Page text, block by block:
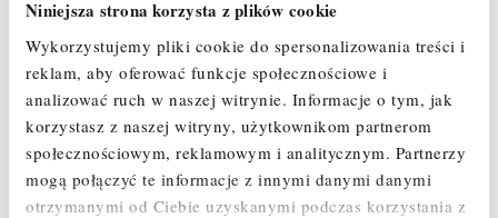
Niniejsza strona korzysta z plików cookie
Wykorzystujemy pliki cookie do spersonalizowania treści i
reklam, aby oferować funkcje społecznościowe i
analizować ruch w naszej witrynie. Informacje o tym, jak
korzystasz z naszej witryny, użytkownikom partnerom
społecznościowym, reklamowym i analitycznym. Partnerzy
mogą połączyć te informacje z innymi danymi danymi
otrzymanymi od Ciebie uzyskanymi podczas korzystania z
umożliwia łatwy, szybki i bezpieczny montaż i demontaż.
Nowoczesny i innowacyjny kształt stężeń ukośnych zapewnia
maksymalną przestrzeń użytkową na pomoście.
Maksymalna odległość pomiędzy kolejnymi pomostami wynosi 2 m
zapewniając przy tym szybki i beznarzędziowy montaż.
Zmontowane rusztowanie można łatwo przemieszczać na
stabilizatorach jezdnych.